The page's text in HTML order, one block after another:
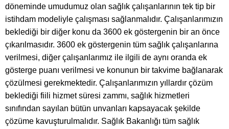
döneminde umudumuz olan sağlık çalışanlarının tek tip bir
istihdam modeliyle çalışması sağlanmalıdır. Çalışanlarımızın
beklediği bir diğer konu da 3600 ek göstergenin bir an önce
çıkarılmasıdır. 3600 ek göstergenin tüm sağlık çalışanlarına
verilmesi, diğer çalışanlarımız ile ilgili de aynı oranda ek
gösterge puanı verilmesi ve konunun bir takvime bağlanarak
çözülmesi gerekmektedir. Çalışanlarımızın yıllardır çözüm
beklediği fiili hizmet süresi zammı, sağlık hizmetleri
sınıfından sayılan bütün unvanları kapsayacak şekilde
çözüme kavuşturulmalıdır. Sağlık Bakanlığı tüm sağlık